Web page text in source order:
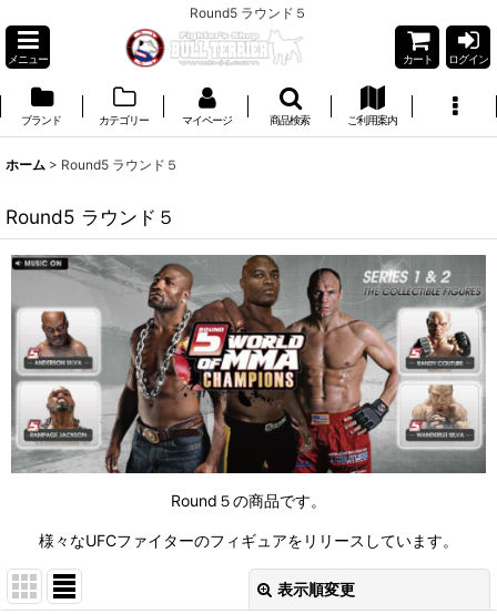
Round5 ラウンド５
メニュー カート ログイン
ブランド カテゴリー マイページ 商品検索 ご利用案内
ホーム > Round5 ラウンド５
Round5 ラウンド５
Round５の商品です。
様々なUFCファイターのフィギュアをリリースしています。
表示順変更